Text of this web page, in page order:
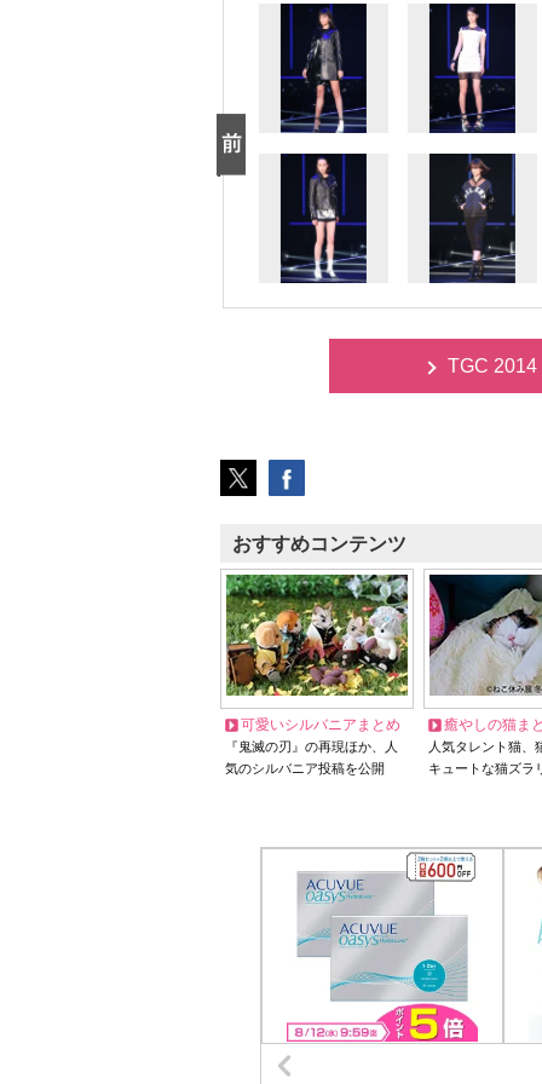
TGC
おすすめコンテンツ
可愛いシルバニアまとめ
『鬼滅の刃』の再現ほか、人
気のシルバニア投稿を公開
癒やしの猫ま
人気タレント猫
キュートな猫ズラ